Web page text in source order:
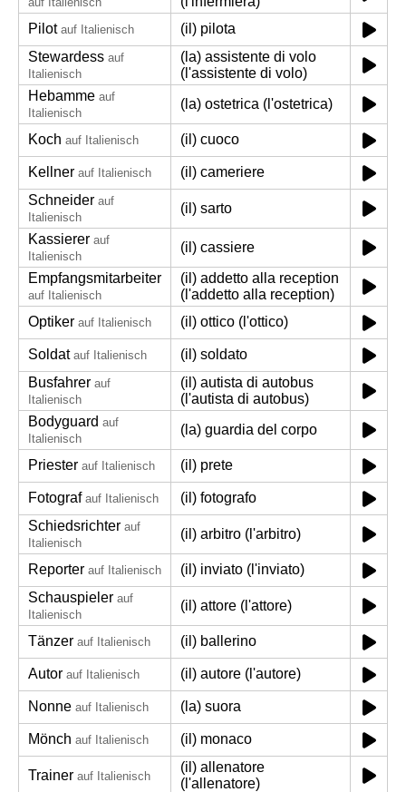
Pilot auf Italienisch
(il) pilota
Stewardess auf
Italienisch
(la) assistente di volo
(l'assistente di volo)
Hebamme auf
Italienisch
(la) ostetrica (l'ostetrica)
Koch auf Italienisch (il) cuoco
Kellner auf Italienisch
(il) cameriere
Schneider auf
Italienisch
(il) sarto
Kassierer auf
Italienisch
(il) cassiere
Empfangsmitarbeiter
auf Italienisch
(il) addetto alla reception
(l'addetto alla reception)
Optiker auf Italienisch (il) ottico (l'ottico)
Soldat auf Italienisch
(il) soldato
Busfahrer auf
Italienisch
(il) autista di autobus
(l'autista di autobus)
Bodyguard auf
Italienisch
(la) guardia del corpo
Priester auf Italienisch (il) prete
Fotograf auf Italienisch
(il) fotografo
Schiedsrichter auf
Italienisch
(il) arbitro (l'arbitro)
Reporter auf Italienisch
(il) inviato (l'inviato)
Schauspieler auf
Italienisch
(il) attore (l'attore)
Tänzer auf Italienisch (il) ballerino
Autor auf Italienisch (il) autore (l'autore)
Nonne auf Italienisch (la) suora
Mönch auf Italienisch (il) monaco
Trainer auf Italienisch
(il) allenatore
(l'allenatore)